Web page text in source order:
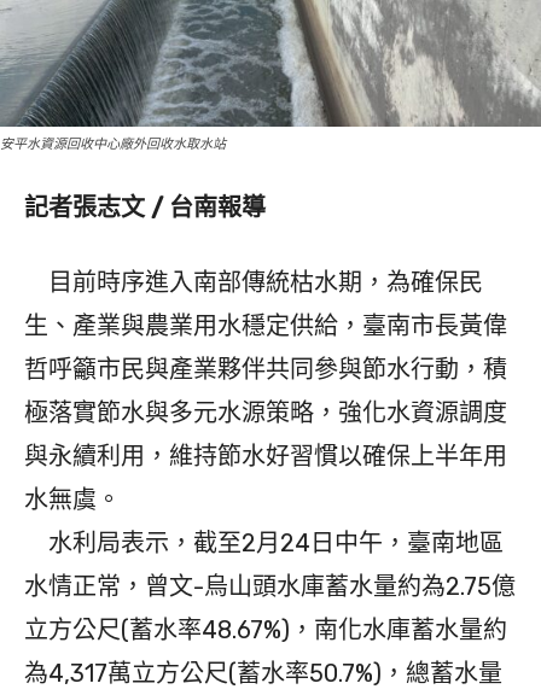
安平水資源回收中心廠外回收水取水站
記者張志文 / 台南報導
目前時序進入南部傳統枯水期，為確保民
生、產業與農業用水穩定供給，臺南市長黃偉
哲呼籲市民與產業夥伴共同參與節水行動，積
極落實節水與多元水源策略，強化水資源調度
與永續利用，維持節水好習慣以確保上半年用
水無虞。
水利局表示，截至2月24日中午，臺南地區
水情正常，曾文-烏山頭水庫蓄水量約為2.75億
立方公尺(蓄水率48.67%)，南化水庫蓄水量約
為4,317萬立方公尺(蓄水率50.7%)，總蓄水量